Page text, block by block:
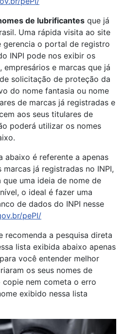
de lubrificantes que já
Uma rápida visita ao site
o portal de registro
INPI pode nos exibir os
empresários e marcas que já
solicitação de proteção da
do nome fantasia ou nome
de marcas já registradas e
aos seus titulares de
poderá utilizar os nomes
abaixo é referente a apenas
já registradas no INPI,
uma ideia de nome de
o ideal é fazer uma
de dados do INPI nesse
pePI/
recomenda a pesquisa direta
lista exibida abaixo apenas
você entender melhor
os seus nomes de
nem cometa o erro
exibido nessa lista